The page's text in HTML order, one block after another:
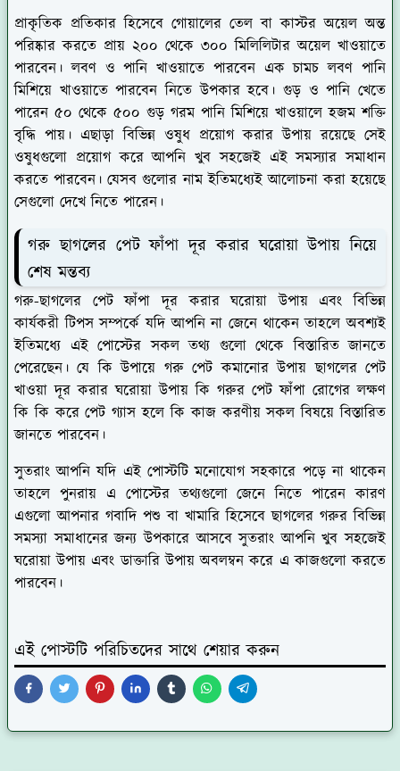
প্রাকৃতিক প্রতিকার হিসেবে গোয়ালের তেল বা কাস্টর অয়েল অন্ত
পরিষ্কার করতে প্রায় ২০০ থেকে ৩০০ মিলিলিটার অয়েল খাওয়াতে
পারবেন। লবণ ও পানি খাওয়াতে পারবেন এক চামচ লবণ পানি
মিশিয়ে খাওয়াতে পারবেন নিতে উপকার হবে। গুড় ও পানি খেতে
পারেন ৫০ থেকে ৫০০ গুড় গরম পানি মিশিয়ে খাওয়ালে হজম শক্তি
বৃদ্ধি পায়। এছাড়া বিভিন্ন ওষুধ প্রয়োগ করার উপায় রয়েছে সেই
ওষুধগুলো প্রয়োগ করে আপনি খুব সহজেই এই সমস্যার সমাধান
করতে পারবেন। যেসব গুলোর নাম ইতিমধ্যেই আলোচনা করা হয়েছে
সেগুলো দেখে নিতে পারেন।
গরু ছাগলের পেট ফাঁপা দূর করার ঘরোয়া উপায় নিয়ে
শেষ মন্তব্য
গরু-ছাগলের পেট ফাঁপা দূর করার ঘরোয়া উপায় এবং বিভিন্ন
কার্যকরী টিপস সম্পর্কে যদি আপনি না জেনে থাকেন তাহলে অবশ্যই
ইতিমধ্যে এই পোস্টের সকল তথ্য গুলো থেকে বিস্তারিত জানতে
পেরেছেন। যে কি উপায়ে গরু পেট কমানোর উপায় ছাগলের পেট
খাওয়া দূর করার ঘরোয়া উপায় কি গরুর পেট ফাঁপা রোগের লক্ষণ
কি কি করে পেট গ্যাস হলে কি কাজ করণীয় সকল বিষয়ে বিস্তারিত
জানতে পারবেন।
সুতরাং আপনি যদি এই পোস্টটি মনোযোগ সহকারে পড়ে না থাকেন
তাহলে পুনরায় এ পোস্টের তথ্যগুলো জেনে নিতে পারেন কারণ
এগুলো আপনার গবাদি পশু বা খামারি হিসেবে ছাগলের গরুর বিভিন্ন
সমস্যা সমাধানের জন্য উপকারে আসবে সুতরাং আপনি খুব সহজেই
ঘরোয়া উপায় এবং ডাক্তারি উপায় অবলম্বন করে এ কাজগুলো করতে
পারবেন।
এই পোস্টটি পরিচিতদের সাথে শেয়ার করুন